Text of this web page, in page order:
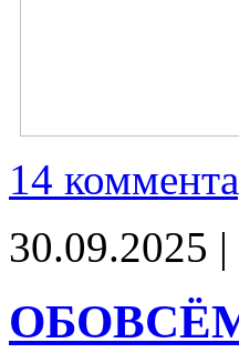
14
30.09.2025